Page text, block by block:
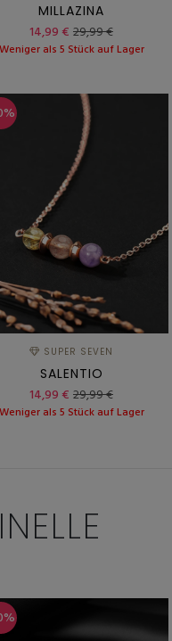
MILLAZINA
14,99 € 29,99 €
Weniger als 5 Stück auf Lager
SUPER SEVEN
SALENTIO
14,99 € 29,99 €
Weniger als 5 Stück auf Lager